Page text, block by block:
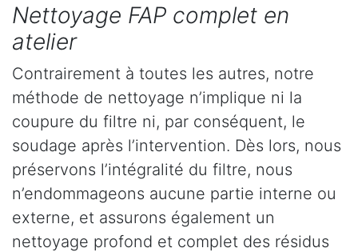
Nettoyage FAP complet en
atelier
Contrairement à toutes les autres, notre
méthode de nettoyage n’implique ni la
coupure du filtre ni, par conséquent, le
soudage après l’intervention. Dès lors, nous
préservons l’intégralité du filtre, nous
n’endommageons aucune partie interne ou
externe, et assurons également un
nettoyage profond et complet des résidus